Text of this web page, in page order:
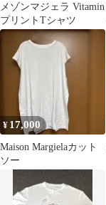
メゾンマジェラ Vitamin
プリントTシャツ
¥ 17,000
Maison Margielaカット
ソー